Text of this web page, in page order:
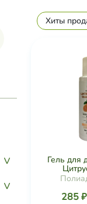
>
>
Хиты
Гель для
285 ₽